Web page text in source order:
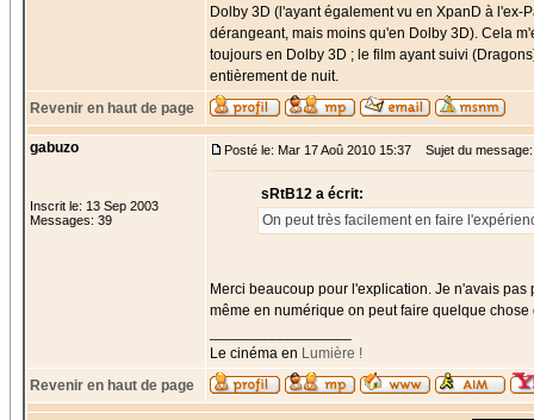
Dolby 3D (l'ayant également vu en XpanD à l'ex-
dérangeant, mais moins qu'en Dolby 3D). Cela
toujours en Dolby 3D ; le film ayant suivi
entièrement de nuit.
Revenir en haut de page
gabuzo
Inscrit le: 13 Sep 2003
Messages: 39
Posté le: Mar 17 Aoû 2010 15:37 Sujet du message:
sRtB12 a écrit:
On peut très facilement en faire
Merci beaucoup pour l'explication. Je n'avais
même en numérique on peut faire quelque chose
Le cinéma en Lumière !
Revenir en haut de page